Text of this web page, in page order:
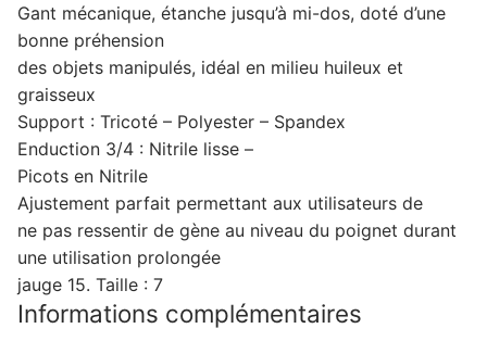
Gant mécanique, étanche jusqu’à mi-dos, doté d’une
bonne préhension
des objets manipulés, idéal en milieu huileux et
graisseux
Support : Tricoté – Polyester – Spandex
Enduction 3/4 : Nitrile lisse –
Picots en Nitrile
Ajustement parfait permettant aux utilisateurs de
ne pas ressentir de gène au niveau du poignet durant
une utilisation prolongée
jauge 15. Taille : 7
Informations complémentaires